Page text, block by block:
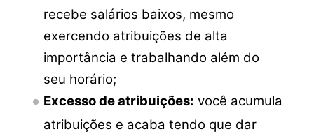
recebe salários baixos, mesmo
exercendo atribuições de alta
importância e trabalhando além do
seu horário;
Excesso de atribuições: você acumula
atribuições e acaba tendo que dar